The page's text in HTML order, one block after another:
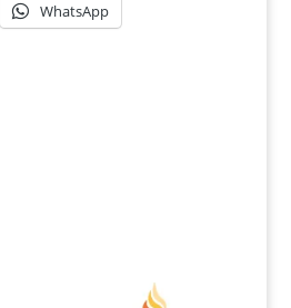
WhatsApp